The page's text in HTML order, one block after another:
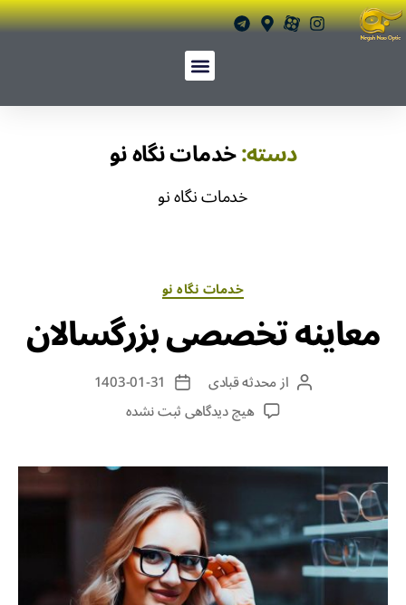
دسته:خدمات نگاه نو
خدمات نگاه نو
خدمات نگاه نو
معاینه تخصصی بزرگسالان
ازمحدثه قبادی
1403-01-31
هیچ دیدگاهیثبت نشده